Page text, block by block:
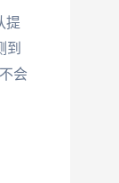
提
到
会